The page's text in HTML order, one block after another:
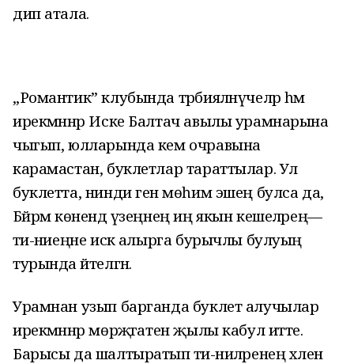
дип атала.
„Романтик” клубында тәрбияләнүчеләр һәм
ирекмәннәр Иске Балтач авылы урамнарына
чыгып, юлларында кем очравына
карамастан, буклетлар тараттылар. Ул
буклетта, нинди генә мөһим эшең булса да,
Бәйрәм көнендә үзеңнең иң якын кешеләрең—
әти-әниеңне искә алырга бурычлы булуың
турында әйтелгән.
Урамнан узып барганда буклет алучылар
ирекмәннәр мөрәҗәгатен җылы кабул итте.
Барысы да шалтыратып әти-әниләренең хәлен